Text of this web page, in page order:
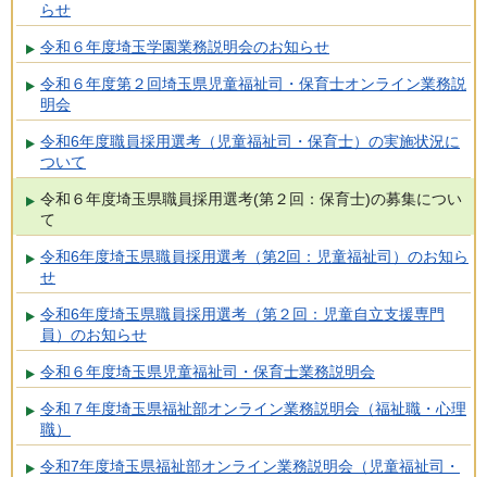
らせ
令和６年度埼玉学園業務説明会のお知らせ
令和６年度第２回埼玉県児童福祉司・保育士オンライン業務説
明会
令和6年度職員採用選考（児童福祉司・保育士）の実施状況に
ついて
令和６年度埼玉県職員採用選考(第２回：保育士)の募集につい
て
令和6年度埼玉県職員採用選考（第2回：児童福祉司）のお知ら
せ
令和6年度埼玉県職員採用選考（第２回：児童自立支援専門
員）のお知らせ
令和６年度埼玉県児童福祉司・保育士業務説明会
令和７年度埼玉県福祉部オンライン業務説明会（福祉職・心理
職）
令和7年度埼玉県福祉部オンライン業務説明会（児童福祉司・